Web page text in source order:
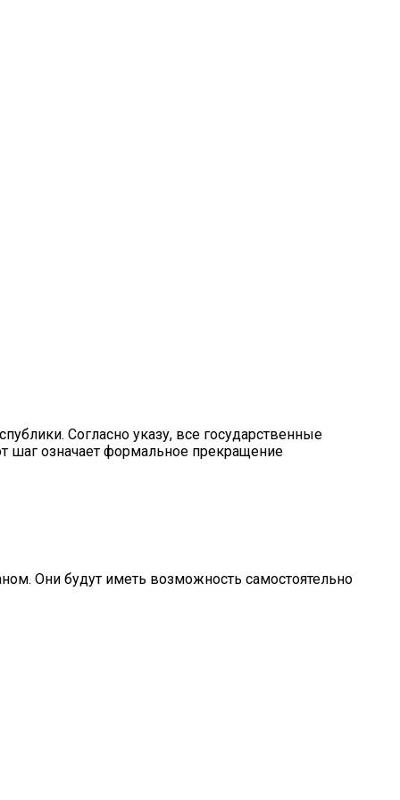
Согласно указу, все государственные
шаг означает формальное прекращение
Они будут иметь возможность самостоятельно